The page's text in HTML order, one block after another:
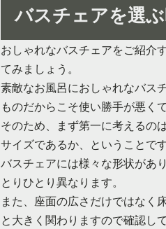
バスチェアを選
おしゃれなバスチェアをご紹介
てみましょう。
素敵なお風呂におしゃれなバス
ものだからこそ使い勝手が悪く
そのため、まず第一に考えるの
サイズであるか、ということです
バスチェアには様々な形状があ
とりひとり異なります。
また、座面の広さだけではなく
と大きく関わりますので確認し